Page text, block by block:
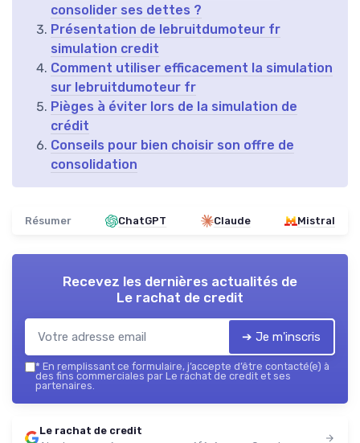
consolider ses dettes ?
Présentation de lebruitdumoteur fr
simulation credit
Comment utiliser efficacement la simulation
sur lebruitdumoteur fr
Pièges à éviter lors de la simulation de
crédit
Conseils pour bien choisir son offre de
consolidation
Résumer ChatGPT Claude Mistral
Recevez les dernières actualités de
Le rachat de credit
➔ Je m'inscris
* En remplissant ce formulaire, j’accepte d’être contacté(e) à
des fins commerciales par Le rachat de credit et ses
partenaires.
Le rachat de credit